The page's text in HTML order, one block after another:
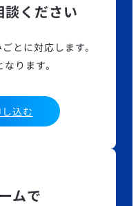
ください
とに対応します。
ります。
込む
ムで